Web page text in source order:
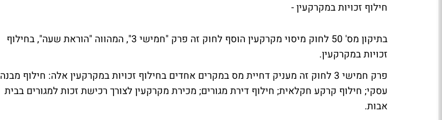
חילוף זכויות במקרקעין -
בתיקון מס' 50 לחוק מיסוי מקרקעין הוסף לחוק זה פרק "חמישי 3", המהווה "הוראת שעה", בחילוף
זכויות במקרקעין.
פרק חמישי 3 לחוק זה מעניק דחיית מס במקרים אחדים בחילוף זכויות במקרקעין אלה: חילוף מבנה
עסקי; חילוף קרקע חקלאית; חילוף דירת מגורים; מכירת מקרקעין לצורך רכישת זכות למגורים בבית
אבות.